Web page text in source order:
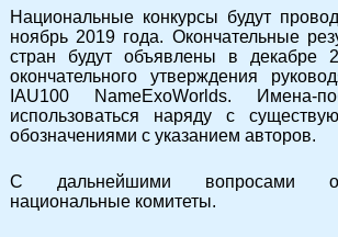
Национальные конкурсы будут
ноябрь 2019 года. Окончательные
стран будут объявлены в декабре
окончательного утверждения
IAU100 NameExoWorlds. Имена-
использоваться наряду с
обозначениями с указанием авторов.
С дальнейшими вопросами
национальные комитеты.